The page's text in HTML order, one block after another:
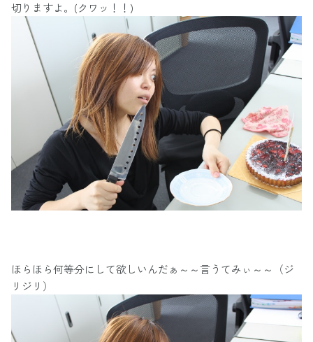
切りますよ。(クワッ！！)
ほらほら何等分にして欲しいんだぁ～～言うてみぃ～～（ジ
リジリ）